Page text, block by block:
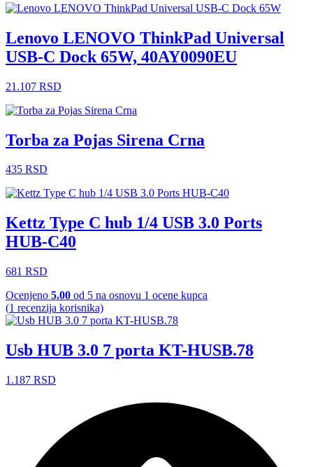
Lenovo LENOVO ThinkPad Universal
USB-C Dock 65W, 40AY0090EU
21.107 RSD
Torba za Pojas Sirena Crna
435 RSD
Kettz Type C hub 1/4 USB 3.0 Ports
HUB-C40
681 RSD
Ocenjeno 5.00 od 5 na osnovu 1 ocene kupca
(1 recenzija korisnika)
Usb HUB 3.0 7 porta KT-HUSB.78
1.187 RSD